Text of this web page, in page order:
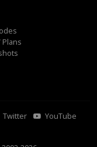
Plans
Twitter
YouTube